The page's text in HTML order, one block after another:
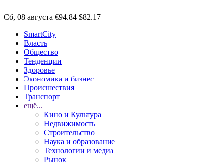
Сб, 08 августа €94.84 $82.17
SmartCity
Власть
Общество
Тенденции
Здоровье
Экономика и бизнес
Происшествия
Транспорт
ещё...
Кино и Культура
Недвижимость
Строительство
Наука и образование
Технологии и медиа
Рынок